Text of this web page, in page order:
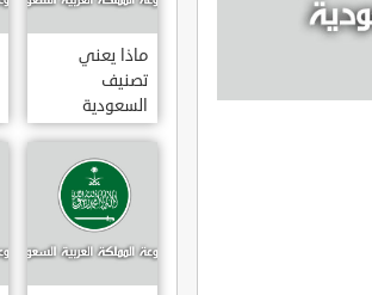
ماذا يعني
تصنيف
السعودية
الائتماني AA1